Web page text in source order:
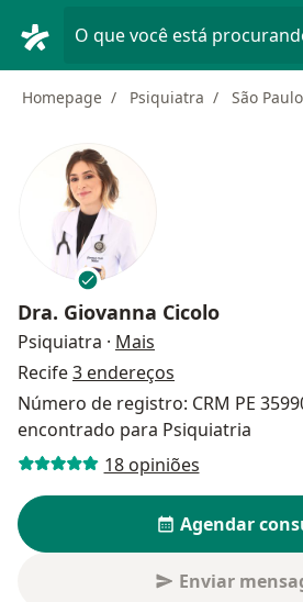
O que você está
Homepage Psiquiatra São Paulo
Dra. Giovanna Cicolo
Psiquiatra · Mais
Recife3 endereços
Número de registro: CRM PE
encontrado para Psiquiatria
18 opiniões
Agendar
Enviar